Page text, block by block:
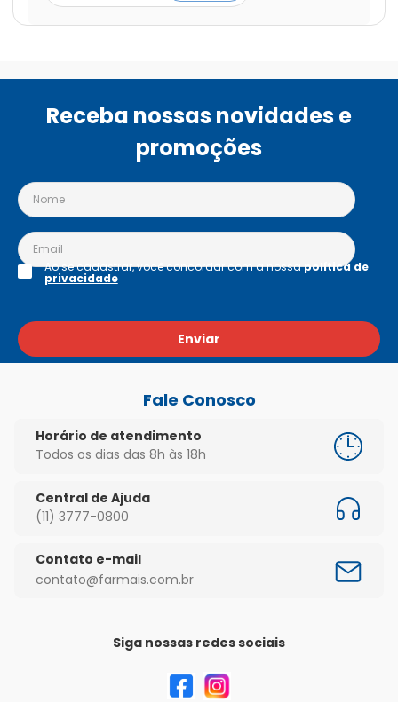
Receba nossas novidades e
promoções
Enviar
Ao se cadastrar, você concordar com a nossapolítica de
privacidade
Fale Conosco
Horário de atendimento
Todos os dias das 8h às 18h
Central de Ajuda
(11) 3777-0800
Contato e-mail
contato@farmais.com.br
Siga nossas redes sociais